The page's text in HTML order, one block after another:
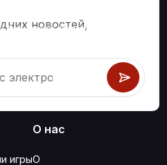
новостей,
стратегии и информация
блэкджек, крэпс, рулетка и
игры
О нас
О